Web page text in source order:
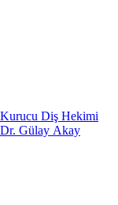
Kurucu Diş Hekimi
Dr. Gülay Akay